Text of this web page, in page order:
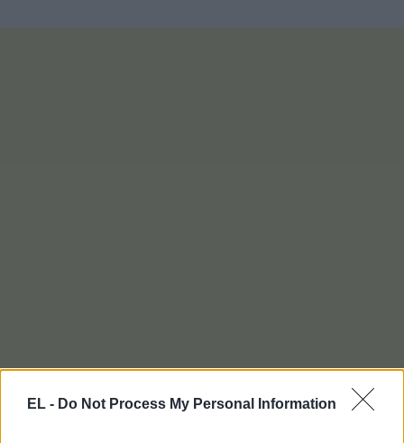
EL - Do Not Process My Personal Information